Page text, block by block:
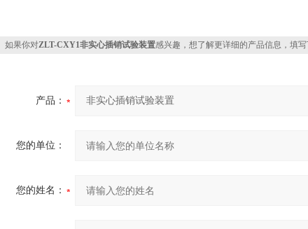
如果你对ZLT-CXY1非实心插销试验装置感兴趣，想了解更详细的产品信息，填写
产品：
您的单位：
您的姓名：